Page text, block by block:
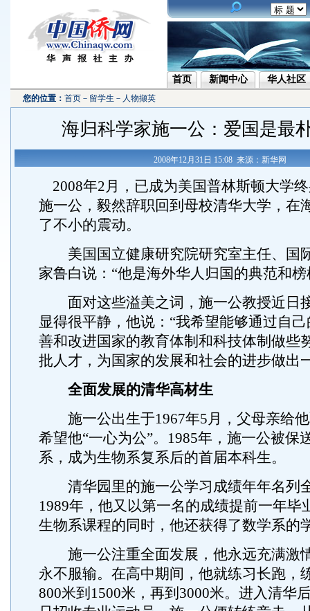
首页 新闻中心 华人社区
您的位置： 首页 － 留学生 － 人物撷英
海归科学家施一公：爱国是最
2008年12月31日 15:08 来源：新华网
2008年2月，已成为美国普林斯顿大学
施一公，毅然辞职回到母校清华大学，在
了不小的震动。
美国国立健康研究院研究室主任、国
家鲁白说：“他是海外华人归国的典范和榜
面对这些溢美之词，施一公教授近日
显得很平静，他说：“我希望能够通过自
善和改进国家的教育体制和科技体制做些
批人才，为国家的发展和社会的进步做出
全面发展的清华高材生
施一公出生于1967年5月，父母亲给他
希望他“一心为公”。1985年，施一公被保
系，成为生物系复系后的首届本科生。
清华园里的施一公学习成绩年年名列
1989年，他又以第一名的成绩提前一年毕
生物系课程的同时，他还获得了数学系的
施一公注重全面发展，他永远充满激
永不服输。在高中期间，他就练习长跑，
800米到1500米，再到3000米。进入清华